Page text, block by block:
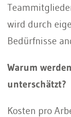
wird durch
Bedürfnisse
Warum
unterschätzt?
Kosten pro